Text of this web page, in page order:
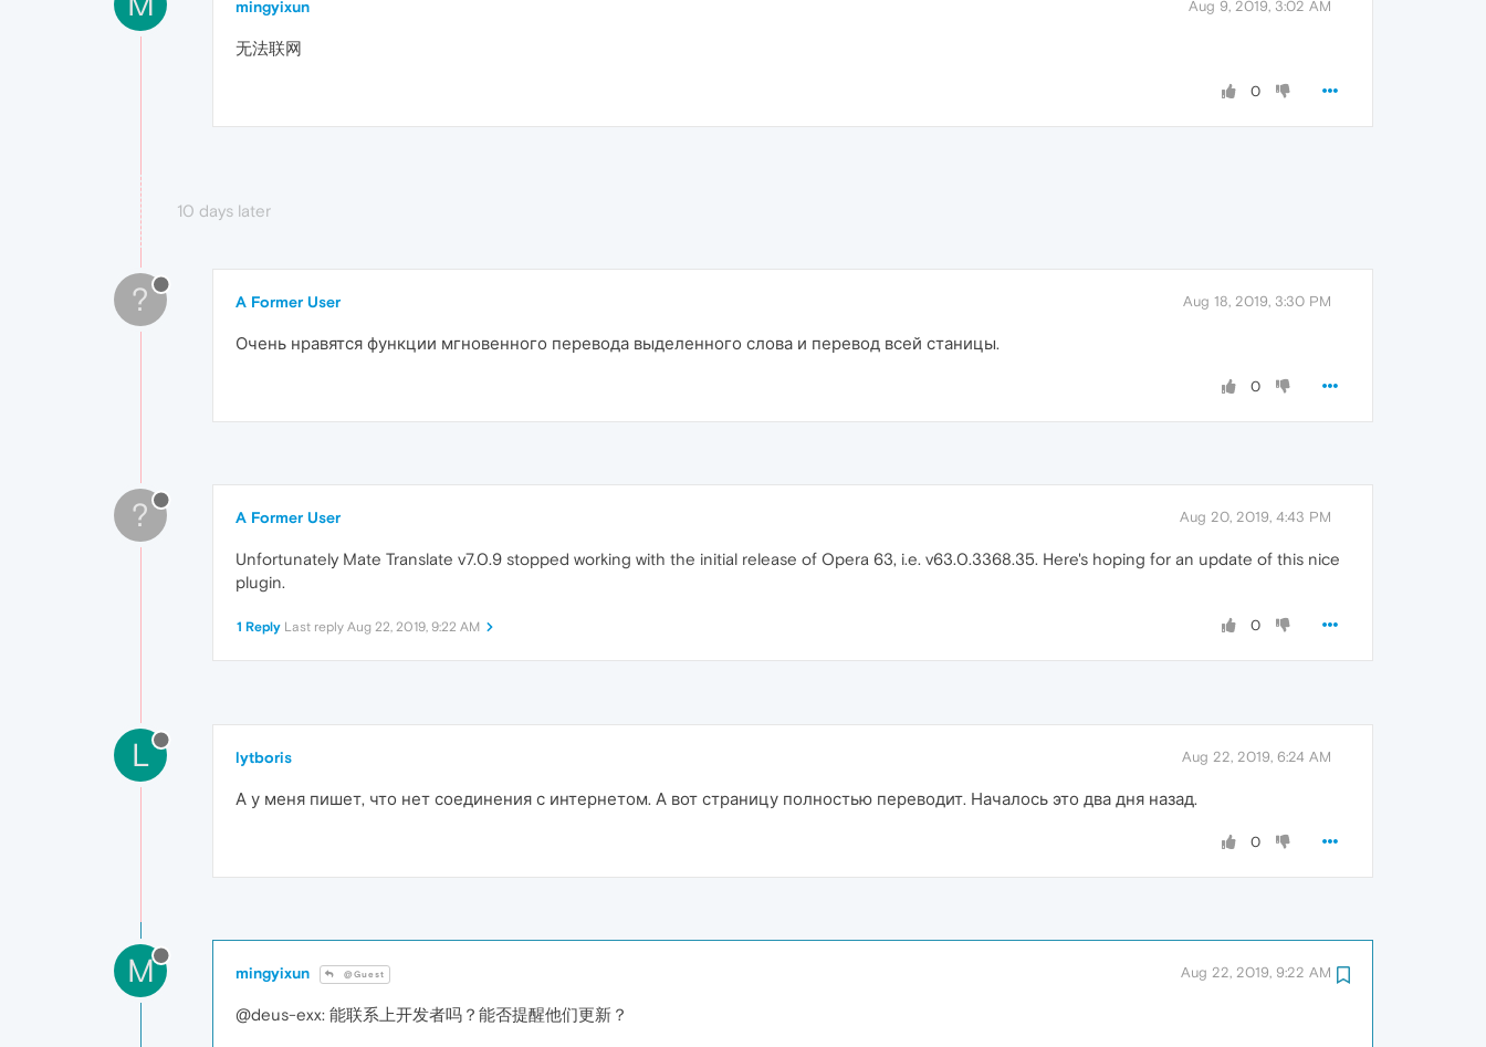
mingyixun Aug 9, 2019, 3:02 AM
无法联网
0
10 days later
? A Former User Aug 18, 2019, 3:30 PM
Очень нравятся функции мгновенного перевода выделенного слова и перевод всей станицы.
0
? A Former User Aug 20, 2019, 4:43 PM
Unfortunately Mate Translate v7.0.9 stopped working with the initial release of Opera 63, i.e. v63.0.3368.35. Here's hoping for an update of this nice
plugin.
0
1 Reply Last reply Aug 22, 2019, 9:22 AM
L lytboris Aug 22, 2019, 6:24 AM
А у меня пишет, что нет соединения с интернетом. А вот страницу полностью переводит. Началось это два дня назад.
0
M mingyixun @Guest Aug 22, 2019, 9:22 AM
@deus-exx: 能联系上开发者吗？能否提醒他们更新？